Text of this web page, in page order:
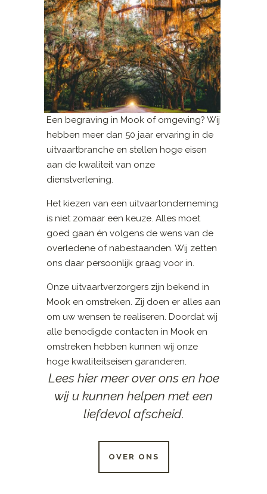
Een begraving in Mook of omgeving? Wij
hebben meer dan 50 jaar ervaring in de
uitvaartbranche en stellen hoge eisen
aan de kwaliteit van onze
dienstverlening.
Het kiezen van een uitvaartonderneming
is niet zomaar een keuze. Alles moet
goed gaan én volgens de wens van de
overledene of nabestaanden. Wij zetten
ons daar persoonlijk graag voor in.
Onze uitvaartverzorgers zijn bekend in
Mook en omstreken. Zij doen er alles aan
om uw wensen te realiseren. Doordat wij
alle benodigde contacten in Mook en
omstreken hebben kunnen wij onze
hoge kwaliteitseisen garanderen.
Lees hier meer over ons en hoe
wij u kunnen helpen met een
liefdevol afscheid.
OVER ONS